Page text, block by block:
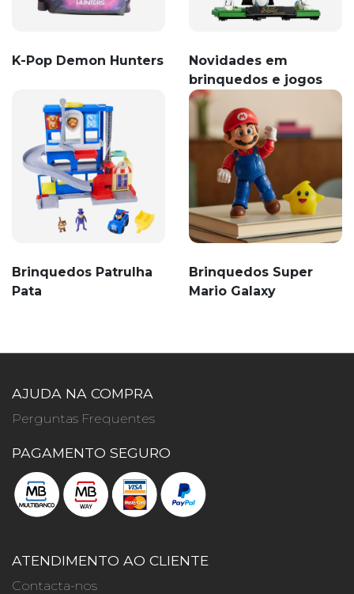
K-Pop Demon Hunters
Novidades em
brinquedos e jogos
Brinquedos Patrulha
Pata
Brinquedos Super
Mario Galaxy
AJUDA NA COMPRA
Perguntas Frequentes
PAGAMENTO SEGURO
ATENDIMENTO AO CLIENTE
Contacta-nos